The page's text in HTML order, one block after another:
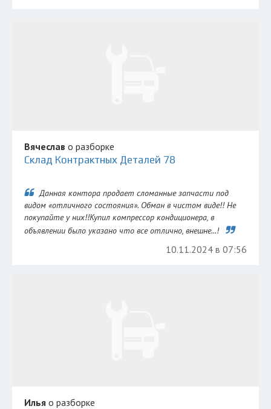
Вячеслав о разборке
Склад Контрактных Деталей 78
Данная контора продает сломанные запчасти под
видом «отличного состояния». Обман в чистом виде!! Не
покупайте у них!!Купил компрессор кондиционера, в
объявлении было указано что все отлично, внешне...!
10.11.2024 в 07:56
Илья о разборке